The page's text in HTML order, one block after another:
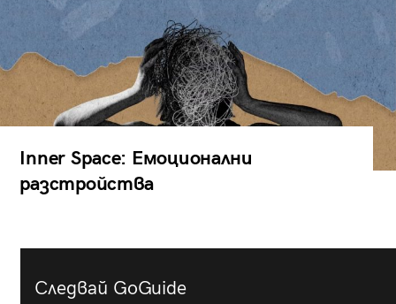
Inner Space: Емоционални
разстройства
Следвай GoGuide